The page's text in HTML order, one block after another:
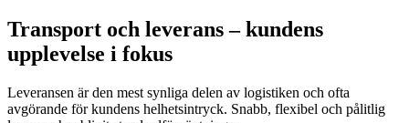
Transport och leverans – kundens
upplevelse i fokus
Leveransen är den mest synliga delen av logistiken och ofta
avgörande för kundens helhetsintryck. Snabb, flexibel och pålitlig